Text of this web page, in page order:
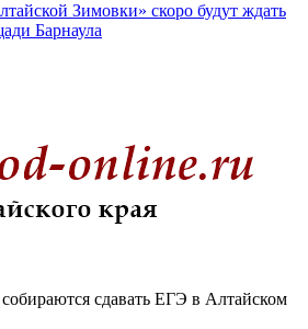
Зимовки» скоро будут ждать
Барнаула
собираются сдавать ЕГЭ в Алтайском